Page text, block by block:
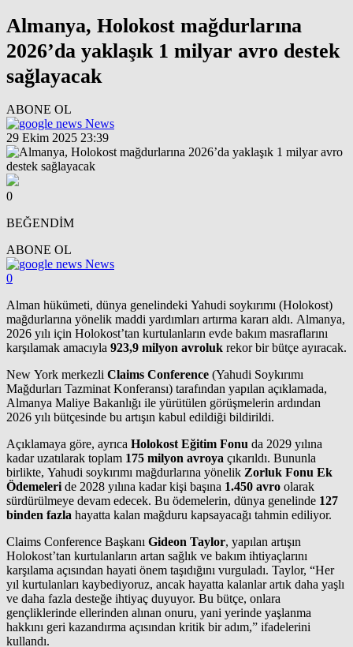
Almanya, Holokost mağdurlarına
2026’da yaklaşık 1 milyar avro destek
sağlayacak
ABONE OL
News
29 Ekim 2025 23:39
0
BEĞENDİM
ABONE OL
News
0
Alman hükümeti, dünya genelindeki Yahudi soykırımı (Holokost)
mağdurlarına yönelik maddi yardımları artırma kararı aldı. Almanya,
2026 yılı için Holokost’tan kurtulanların evde bakım masraflarını
karşılamak amacıyla 923,9 milyon avroluk rekor bir bütçe ayıracak.
New York merkezli Claims Conference (Yahudi Soykırımı
Mağdurları Tazminat Konferansı) tarafından yapılan açıklamada,
Almanya Maliye Bakanlığı ile yürütülen görüşmelerin ardından
2026 yılı bütçesinde bu artışın kabul edildiği bildirildi.
Açıklamaya göre, ayrıca Holokost Eğitim Fonu da 2029 yılına
kadar uzatılarak toplam 175 milyon avroya çıkarıldı. Bununla
birlikte, Yahudi soykırımı mağdurlarına yönelik Zorluk Fonu Ek
Ödemeleri de 2028 yılına kadar kişi başına 1.450 avro olarak
sürdürülmeye devam edecek. Bu ödemelerin, dünya genelinde 127
binden fazla hayatta kalan mağduru kapsayacağı tahmin ediliyor.
Claims Conference Başkanı Gideon Taylor, yapılan artışın
Holokost’tan kurtulanların artan sağlık ve bakım ihtiyaçlarını
karşılama açısından hayati önem taşıdığını vurguladı. Taylor, “Her
yıl kurtulanları kaybediyoruz, ancak hayatta kalanlar artık daha yaşlı
ve daha fazla desteğe ihtiyaç duyuyor. Bu bütçe, onlara
gençliklerinde ellerinden alınan onuru, yani yerinde yaşlanma
hakkını geri kazandırma açısından kritik bir adım,” ifadelerini
kullandı.